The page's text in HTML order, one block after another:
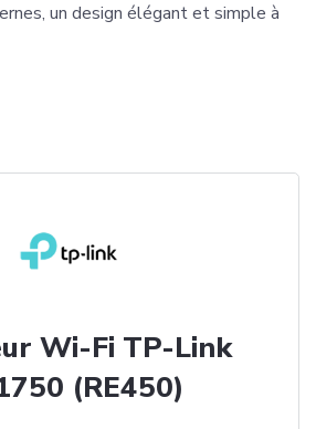
un design élégant et simple à
Wi-Fi TP-Link
(RE450)